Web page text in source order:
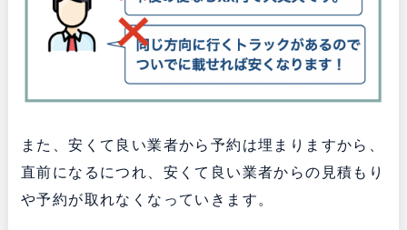
また、安くて良い業者から予約は埋まりますから、
直前になるにつれ、安くて良い業者からの見積もり
や予約が取れなくなっていきます。